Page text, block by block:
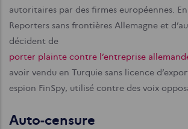
autoritaires par des firmes européennes.
Reporters sans frontières Allemagne et
décident de
porter plainte contre l’entreprise
avoir vendu en Turquie sans licence
espion FinSpy, utilisé contre des voix
Auto-censure